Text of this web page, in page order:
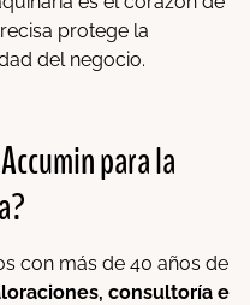
protege la
del negocio.
para la
con más de 40 años de
consultoría e